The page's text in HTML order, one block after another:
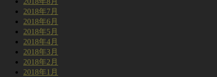
2018年7月
2018年6月
2018年5月
2018年4月
2018年3月
2018年2月
2018年1月